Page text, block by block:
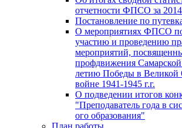
отчетности ФПСО за
Постановление по
О мероприятиях ФПСО по
участию и проведению
мероприятий,
профдвижения
летию Победы в Великой
войне 1941-1945 г.г.
О подведении итогов
"Преподаватель года в
ого образования"
План работы